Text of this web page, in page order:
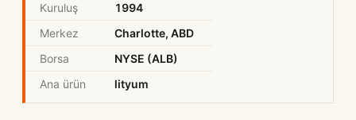
Kuruluş
1994
Merkez
Charlotte, ABD
Borsa
NYSE (ALB)
Ana ürün
lityum